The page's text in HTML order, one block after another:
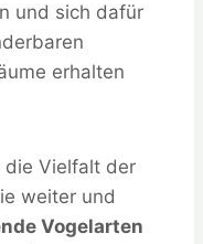
und sich dafür
erhalten
die Vielfalt der
weiter und
Vogelarten